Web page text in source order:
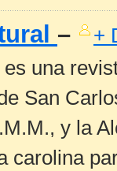
– +
una
San
y la
carolina